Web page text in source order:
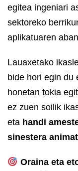
egitea ingeniari
sektoreko
aplikatuaren
Lauaxetako
bide hori egin du
honetan tokia
ez zuen soilik
eta handi
sinestera
Oraina eta